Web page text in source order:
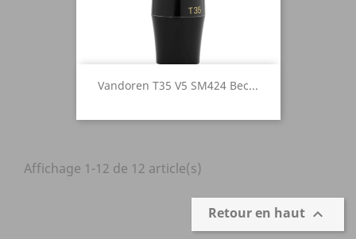
Vandoren T35 V5 SM424 Bec...
Affichage 1-12 de 12 article(s)
Retour en haut 